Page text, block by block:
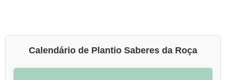
Calendário de Plantio Saberes da Roça